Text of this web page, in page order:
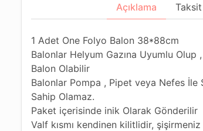
Açıklama
1 Adet One Folyo Balon 38*88cm
Balonlar Helyum Gazına Uyumlu
Balon Olabilir
Balonlar Pompa , Pipet veya Nefes
Sahip Olamaz.
Paket içerisinde inik Olarak Gönderilir
Valf kısmı kendinen kilitlidir,